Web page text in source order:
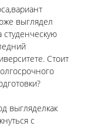
выглядел
Стоит
выгляделкак
с